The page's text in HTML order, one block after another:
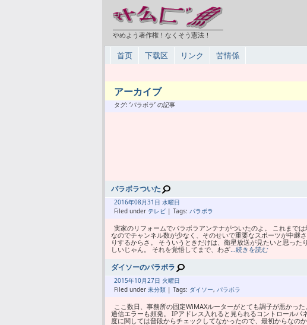
やめよう著作権！なくそう憲法！
首页 下载区 リンク 苦情係
アーカイブ
タグ: ‘パラボラ’ の記事
パラボラついた
2016年08月31日 水曜日
Filed under テレビ | Tags: パラボラ
実家のリフォームでパラボラアンテナがついたのよ。 これまで
なのでチャンネル数が少なく、そのせいで重要なスポーツが中継
りするからさ。 そういうときだけは、衛星放送が見たいと思っ
しいじゃん。 それを覚悟してまで、わざ…続きを読む
ダイソーのパラボラ
2015年10月27日 火曜日
Filed under 未分類 | Tags: ダイソー, パラボラ
ここ数日、事務所の固定WiMAXルーターがとても調子が悪かっ
通信エラーも頻発。 IPアドレス入れると見られるコントロール
度に関しては普段からチェックしてなかったので、最初からなの